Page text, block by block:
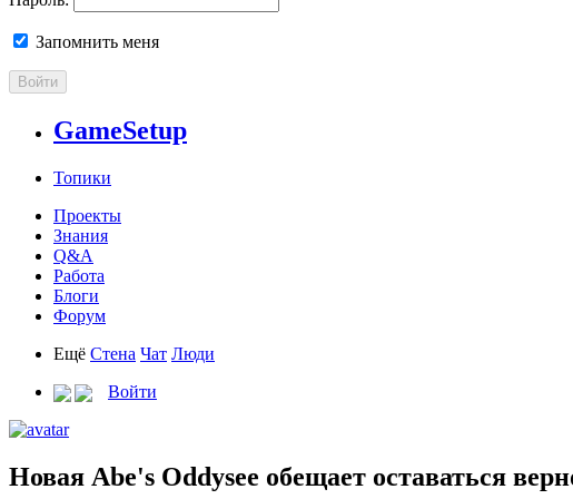
Запомнить меня
Войти
GameSetup
Топики
Проекты
Знания
Q&A
Работа
Блоги
Форум
Ещё Стена Чат Люди
Войти
Новая Abe's Oddysee обещает оставаться